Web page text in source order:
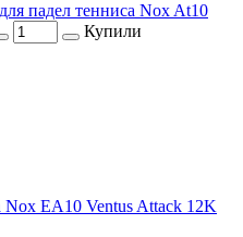
падел тенниса Nox At10
Купили
Nox EA10 Ventus Attack 12K